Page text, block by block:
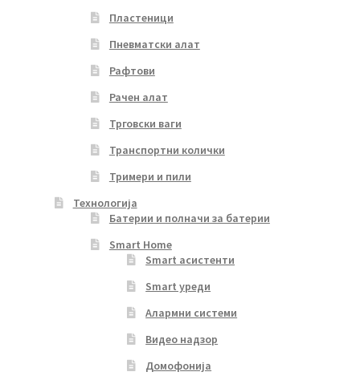
Пластеници
Пневматски алат
Рафтови
Рачен алат
Трговски ваги
Транспортни колички
Тримери и пили
Технологија
Батерии и полначи за батерии
Smart Home
Smart асистенти
Smart уреди
Алармни системи
Видео надзор
Домофонија